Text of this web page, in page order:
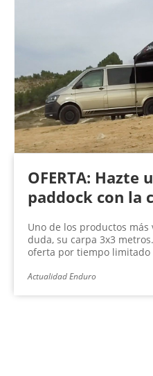
OFERTA: Hazte
paddock con la
Uno de los productos más
duda, su carpa 3x3
oferta por tiempo limitado
Actualidad Enduro